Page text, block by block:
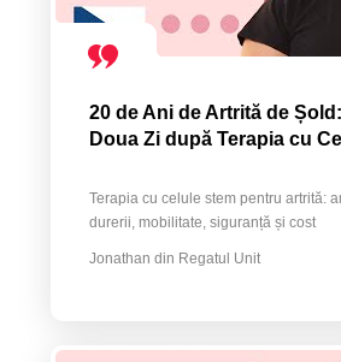
20 de Ani de Artrită de
Doua Zi după Terapia cu
Terapia cu celule stem pentru artrită:
durerii, mobilitate, siguranță și cost
Jonathan din Regatul Unit